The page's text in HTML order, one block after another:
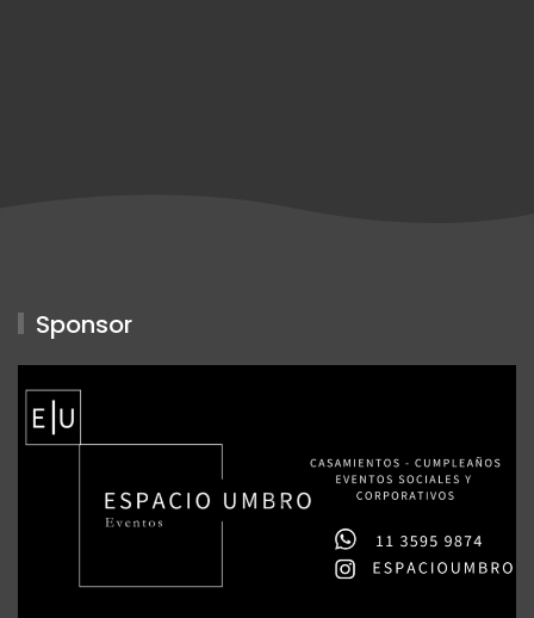
Sponsor